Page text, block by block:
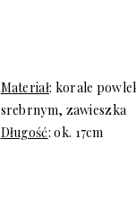
Materiał: korale
srebrnym, zawieszka
Długość: ok. 17cm